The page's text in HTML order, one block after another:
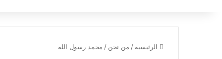
الرئيسية / من نحن / محمد رسول الله